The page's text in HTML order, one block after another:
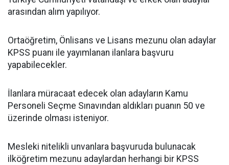
arasından alım yapılıyor.
Ortaöğretim, Önlisans ve Lisans mezunu olan adaylar
KPSS puanı ile yayımlanan ilanlara başvuru
yapabilecekler.
İlanlara müracaat edecek olan adayların Kamu
Personeli Seçme Sınavından aldıkları puanın 50 ve
üzerinde olması isteniyor.
Mesleki nitelikli unvanlara başvuruda bulunacak
ilköğretim mezunu adaylardan herhangi bir KPSS